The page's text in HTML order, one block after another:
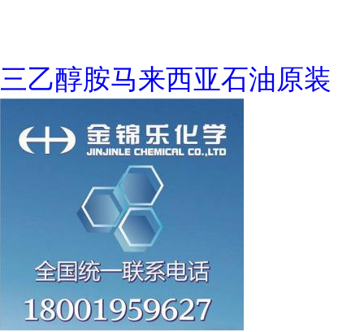
三乙醇胺马来西亚石油原装